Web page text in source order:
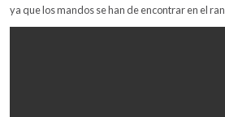
ya que los mandos se han de encontrar en el